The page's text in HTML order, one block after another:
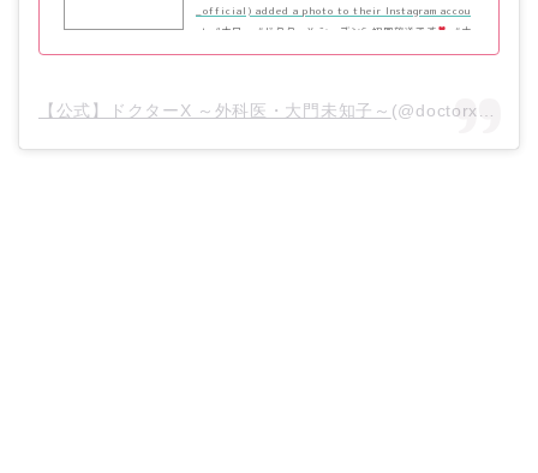
_official) added a photo to their Instagram accou
nt: “本日、 #ドクターX シーズン6 初回放送です
#大
門未知子 ついに帰ってきます
2年ぶりの #私失敗しな
【公式】ドクターX ～外科医・大門未知子～ (@doctorx_official)がシェアした投稿 –